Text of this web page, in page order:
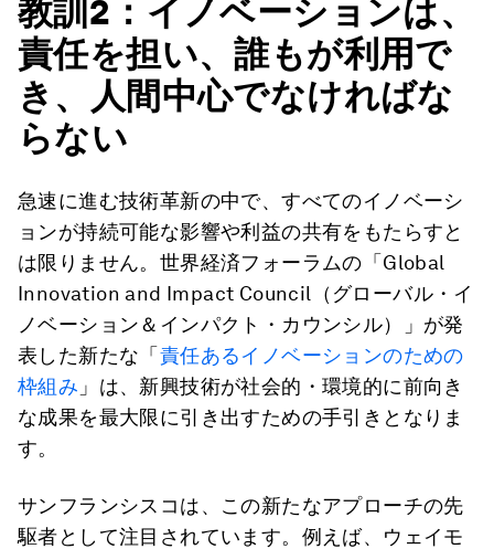
教訓2：イノベーションは、
責任を担い、誰もが利用で
き、人間中心でなければな
らない
急速に進む技術革新の中で、すべてのイノベーシ
ョンが持続可能な影響や利益の共有をもたらすと
は限りません。世界経済フォーラムの「Global
Innovation and Impact Council（グローバル・イ
ノベーション＆インパクト・カウンシル）」が発
表した新たな「 責任あるイノベーションのための
枠組み 」は、新興技術が社会的・環境的に前向き
な成果を最大限に引き出すための手引きとなりま
す。
サンフランシスコは、この新たなアプローチの先
駆者として注目されています。例えば、ウェイモ